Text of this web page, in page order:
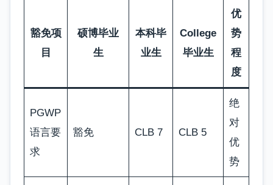
豁免项
目
硕博毕业
生
本科毕
业生
College
毕业生
优
势
程
度
PGWP
语言要
求
豁免 CLB 7 CLB 5
绝
对
优
势